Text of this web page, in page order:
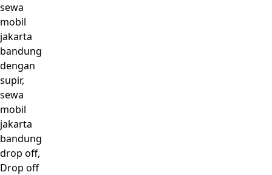
sewa
mobil
jakarta
bandung
dengan
supir,
sewa
mobil
jakarta
bandung
drop off,
Drop off